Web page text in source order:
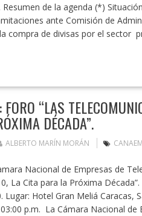
Resumen de la agenda (*)
ante Comisión de
compra de divisas por el sector
FORO “LAS
DÉCADA”.
ALBERTO MARÍN MORÁN
Nacional de Empresas de
La Cita para la Próxima
Lugar: Hotel Gran Meliá Caracas,
p.m. La Cámara Nacional